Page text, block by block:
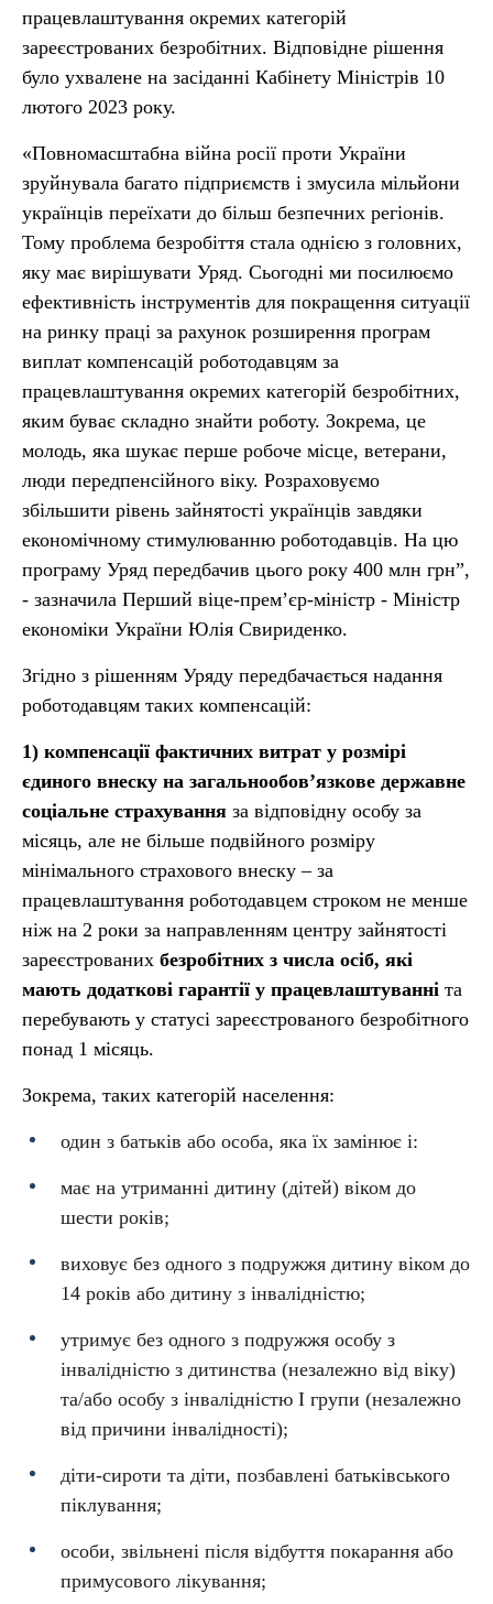
працевлаштування окремих категорій
зареєстрованих безробітних. Відповідне рішення
було ухвалене на засіданні Кабінету Міністрів 10
лютого 2023 року.
«Повномасштабна війна росії проти України
зруйнувала багато підприємств і змусила мільйони
українців переїхати до більш безпечних регіонів.
Тому проблема безробіття стала однією з головних,
яку має вирішувати Уряд. Сьогодні ми посилюємо
ефективність інструментів для покращення ситуації
на ринку праці за рахунок розширення програм
виплат компенсацій роботодавцям за
працевлаштування окремих категорій безробітних,
яким буває складно знайти роботу. Зокрема, це
молодь, яка шукає перше робоче місце, ветерани,
люди передпенсійного віку. Розраховуємо
збільшити рівень зайнятості українців завдяки
економічному стимулюванню роботодавців. На цю
програму Уряд передбачив цього року 400 млн грн”,
- зазначила Перший віце-прем’єр-міністр - Міністр
економіки України Юлія Свириденко.
Згідно з рішенням Уряду передбачається надання
роботодавцям таких компенсацій:
1) компенсації фактичних витрат у розмірі
єдиного внеску на загальнообов’язкове державне
соціальне страхування за відповідну особу за
місяць, але не більше подвійного розміру
мінімального страхового внеску – за
працевлаштування роботодавцем строком не менше
ніж на 2 роки за направленням центру зайнятості
зареєстрованих безробітних з числа осіб, які
мають додаткові гарантії у працевлаштуванні та
перебувають у статусі зареєстрованого безробітного
понад 1 місяць.
Зокрема, таких категорій населення:
один з батьків або особа, яка їх замінює і:
має на утриманні дитину (дітей) віком до
шести років;
виховує без одного з подружжя дитину віком до
14 років або дитину з інвалідністю;
утримує без одного з подружжя особу з
інвалідністю з дитинства (незалежно від віку)
та/або особу з інвалідністю I групи (незалежно
від причини інвалідності);
діти-сироти та діти, позбавлені батьківського
піклування;
особи, звільнені після відбуття покарання або
примусового лікування;